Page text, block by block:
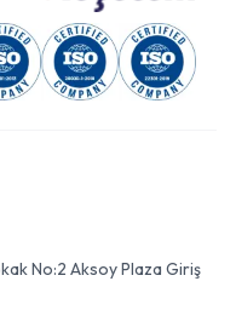
No:2 Aksoy Plaza Giriş